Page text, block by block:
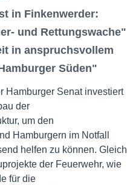
in Finkenwerder:
und Rettungswache"
in anspruchsvollem
Süden"
Hamburger Senat investiert
der
um den
Hamburgern im Notfall
helfen zu können. Gleich
der Feuerwehr, wie
für die